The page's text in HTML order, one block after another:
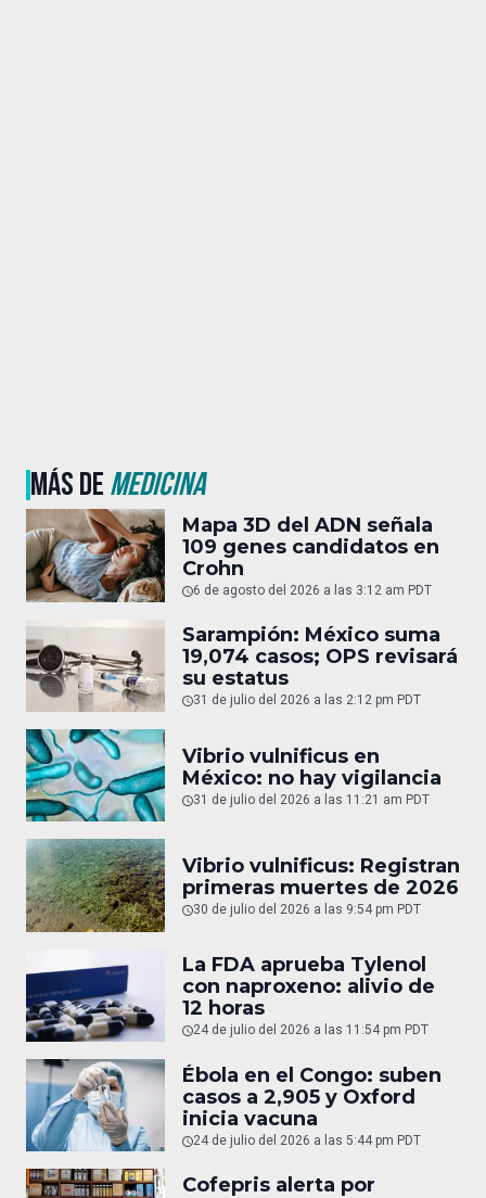
MÁS DEMEDICINA
Mapa 3D del ADN señala
109 genes candidatos en
Crohn
6 de agosto del 2026 a las 3:12 am PDT
Sarampión: México suma
19,074 casos; OPS revisará
su estatus
31 de julio del 2026 a las 2:12 pm PDT
Vibrio vulnificus en
México: no hay vigilancia
31 de julio del 2026 a las 11:21 am PDT
Vibrio vulnificus: Registran
primeras muertes de 2026
30 de julio del 2026 a las 9:54 pm PDT
La FDA aprueba Tylenol
con naproxeno: alivio de
12 horas
24 de julio del 2026 a las 11:54 pm PDT
Ébola en el Congo: suben
casos a 2,905 y Oxford
inicia vacuna
24 de julio del 2026 a las 5:44 pm PDT
Cofepris alerta por